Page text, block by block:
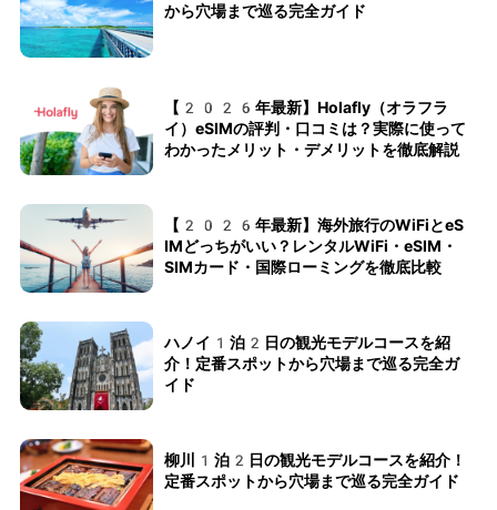
から穴場まで巡る完全ガイド
【2026年最新】Holafly（オラフラ
イ）eSIMの評判・口コミは？実際に使って
わかったメリット・デメリットを徹底解説
【2026年最新】海外旅行のWiFiとeS
IMどっちがいい？レンタルWiFi・eSIM・
SIMカード・国際ローミングを徹底比較
ハノイ1泊2日の観光モデルコースを紹
介！定番スポットから穴場まで巡る完全ガ
イド
柳川1泊2日の観光モデルコースを紹介！
定番スポットから穴場まで巡る完全ガイド